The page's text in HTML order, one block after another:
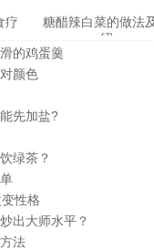
疗
糖醋辣白菜的做法
绍
的鸡蛋羹
颜色
先加盐?
绿茶？
性格
出大师水平？
法